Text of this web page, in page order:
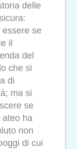
delle
essere se
il
del
che si
di
ma si
se
ateo ha
non
di cui